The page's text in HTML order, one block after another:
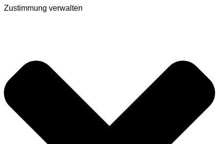
Zustimmung verwalten